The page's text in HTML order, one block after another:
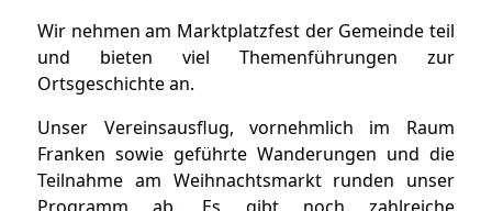
Wir nehmen am Marktplatzfest der Gemeinde teil
und bieten viel Themenführungen zur
Ortsgeschichte an.
Unser Vereinsausflug, vornehmlich im Raum
Franken sowie geführte Wanderungen und die
Teilnahme am Weihnachtsmarkt runden unser
Programm ab. Es gibt noch zahlreiche